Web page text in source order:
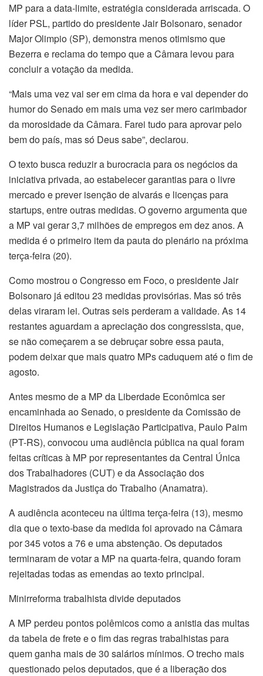
MP para a data-limite, estratégia considerada arriscada. O
líder PSL, partido do presidente Jair Bolsonaro, senador
Major Olimpio (SP), demonstra menos otimismo que
Bezerra e reclama do tempo que a Câmara levou para
concluir a votação da medida.
“Mais uma vez vai ser em cima da hora e vai depender do
humor do Senado em mais uma vez ser mero carimbador
da morosidade da Câmara. Farei tudo para aprovar pelo
bem do país, mas só Deus sabe”, declarou.
O texto busca reduzir a burocracia para os negócios da
iniciativa privada, ao estabelecer garantias para o livre
mercado e prever isenção de alvarás e licenças para
startups, entre outras medidas. O governo argumenta que
a MP vai gerar 3,7 milhões de empregos em dez anos. A
medida é o primeiro item da pauta do plenário na próxima
terça-feira (20).
Como mostrou o Congresso em Foco, o presidente Jair
Bolsonaro já editou 23 medidas provisórias. Mas só três
delas viraram lei. Outras seis perderam a validade. As 14
restantes aguardam a apreciação dos congressista, que,
se não começarem a se debruçar sobre essa pauta,
podem deixar que mais quatro MPs caduquem até o fim de
agosto.
Antes mesmo de a MP da Liberdade Econômica ser
encaminhada ao Senado, o presidente da Comissão de
Direitos Humanos e Legislação Participativa, Paulo Paim
(PT-RS), convocou uma audiência pública na qual foram
feitas críticas à MP por representantes da Central Única
dos Trabalhadores (CUT) e da Associação dos
Magistrados da Justiça do Trabalho (Anamatra).
A audiência aconteceu na última terça-feira (13), mesmo
dia que o texto-base da medida foi aprovado na Câmara
por 345 votos a 76 e uma abstenção. Os deputados
terminaram de votar a MP na quarta-feira, quando foram
rejeitadas todas as emendas ao texto principal.
Minirreforma trabalhista divide deputados
A MP perdeu pontos polêmicos como a anistia das multas
da tabela de frete e o fim das regras trabalhistas para
quem ganha mais de 30 salários mínimos. O trecho mais
questionado pelos deputados, que é a liberação dos